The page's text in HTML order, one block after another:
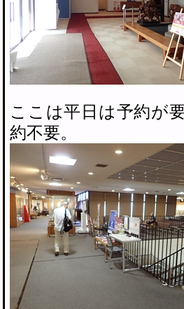
ここは平日は予約が
約不要。